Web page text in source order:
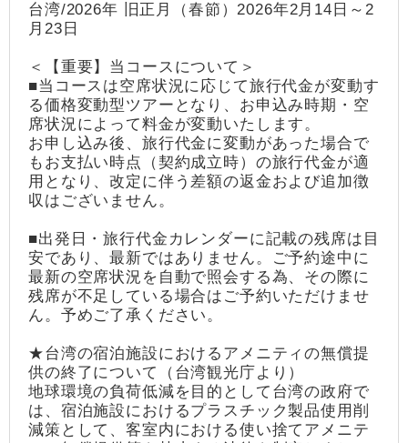
台湾/2026年 旧正月（春節）2026年2月14日～2
月23日
＜【重要】当コースについて＞
■当コースは空席状況に応じて旅行代金が変動す
る価格変動型ツアーとなり、お申込み時期・空
席状況によって料金が変動いたします。
お申し込み後、旅行代金に変動があった場合で
もお支払い時点（契約成立時）の旅行代金が適
用となり、改定に伴う差額の返金および追加徴
収はございません。
■出発日・旅行代金カレンダーに記載の残席は目
安であり、最新ではありません。ご予約途中に
最新の空席状況を自動で照会する為、その際に
残席が不足している場合はご予約いただけませ
ん。予めご了承ください。
★台湾の宿泊施設におけるアメニティの無償提
供の終了について（台湾観光庁より）
地球環境の負荷低減を目的として台湾の政府で
は、宿泊施設におけるプラスチック製品使用削
減策として、客室内における使い捨てアメニテ